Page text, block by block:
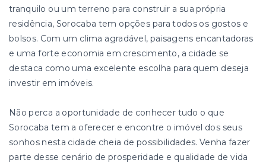
tranquilo ou um terreno para construir a sua própria
residência, Sorocaba tem opções para todos os gostos e
bolsos. Com um clima agradável, paisagens encantadoras
e uma forte economia em crescimento, a cidade se
destaca como uma excelente escolha para quem deseja
investir em imóveis.
Não perca a oportunidade de conhecer tudo o que
Sorocaba tem a oferecer e encontre o imóvel dos seus
sonhos nesta cidade cheia de possibilidades. Venha fazer
parte desse cenário de prosperidade e qualidade de vida